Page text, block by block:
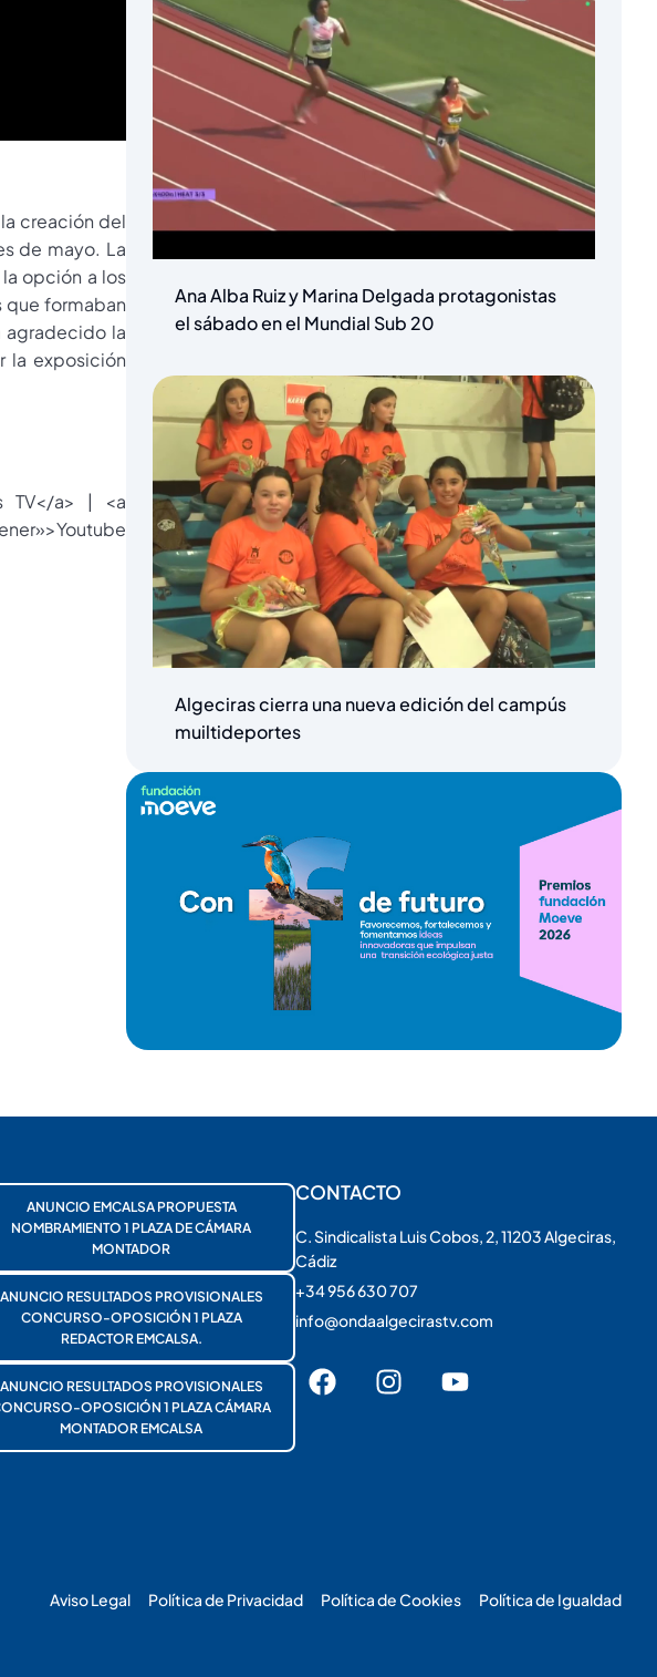
creación del
de mayo. La
opción a los
que formaban
agradecido la
la exposición
TV</a> | <a
Ana Alba Ruiz y Marina Delgada protagonistas
el sábado en el Mundial Sub 20
Algeciras cierra una nueva edición del campús
muiltideportes
ANUNCIO EMCALSA PROPUESTA
NOMBRAMIENTO 1 PLAZA DE CÁMARA
MONTADOR
ANUNCIO RESULTADOS PROVISIONALES
CONCURSO-OPOSICIÓN 1 PLAZA
REDACTOR EMCALSA.
ANUNCIO RESULTADOS PROVISIONALES
OPOSICIÓN 1 PLAZA CÁMARA
MONTADOR EMCALSA
CONTACTO
C. Sindicalista Luis Cobos, 2, 11203 Algeciras,
Cádiz
+34 956 630 707
info@ondaalgecirastv.com
Aviso Legal Política de Privacidad Política de Cookies Política de Igualdad